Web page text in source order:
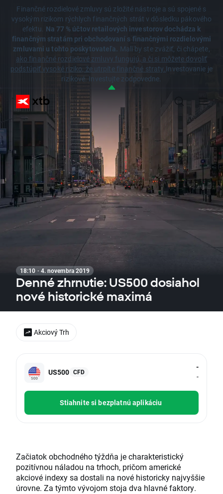
Finančné rozdielové zmluvy sú zložité nástroje a sú spojené s
vysokým rizikom rýchlych finančných strát v dôsledku pákového
efektu. Na 77 % účtov retailových investorov dochádza k
finančným stratám pri obchodovaní s finančnými rozdielovými
zmluvami u tohto poskytovateľa. Mali by ste zvážiť, či chápete,
ako finančné rozdielové zmluvy fungujú, a či si môžete dovoliť
podstúpiť vysoké riziko, že utrpíte finančné straty.Investovanie je
rizikové. Investujte zodpovedne.
18:10 · 4. novembra 2019
Denné zhrnutie: US500 dosiahol
nové historické maximá
US500 CFD
-
-
Stiahnite si bezplatnú aplikáciu
Začiatok obchodného týždňa je charakteristický
pozitívnou náladou na trhoch, pričom americké
akciové indexy sa dostali na nové historicky najvyššie
úrovne. Za týmto vývojom stoja dva hlavné faktory.
Akciový Trh